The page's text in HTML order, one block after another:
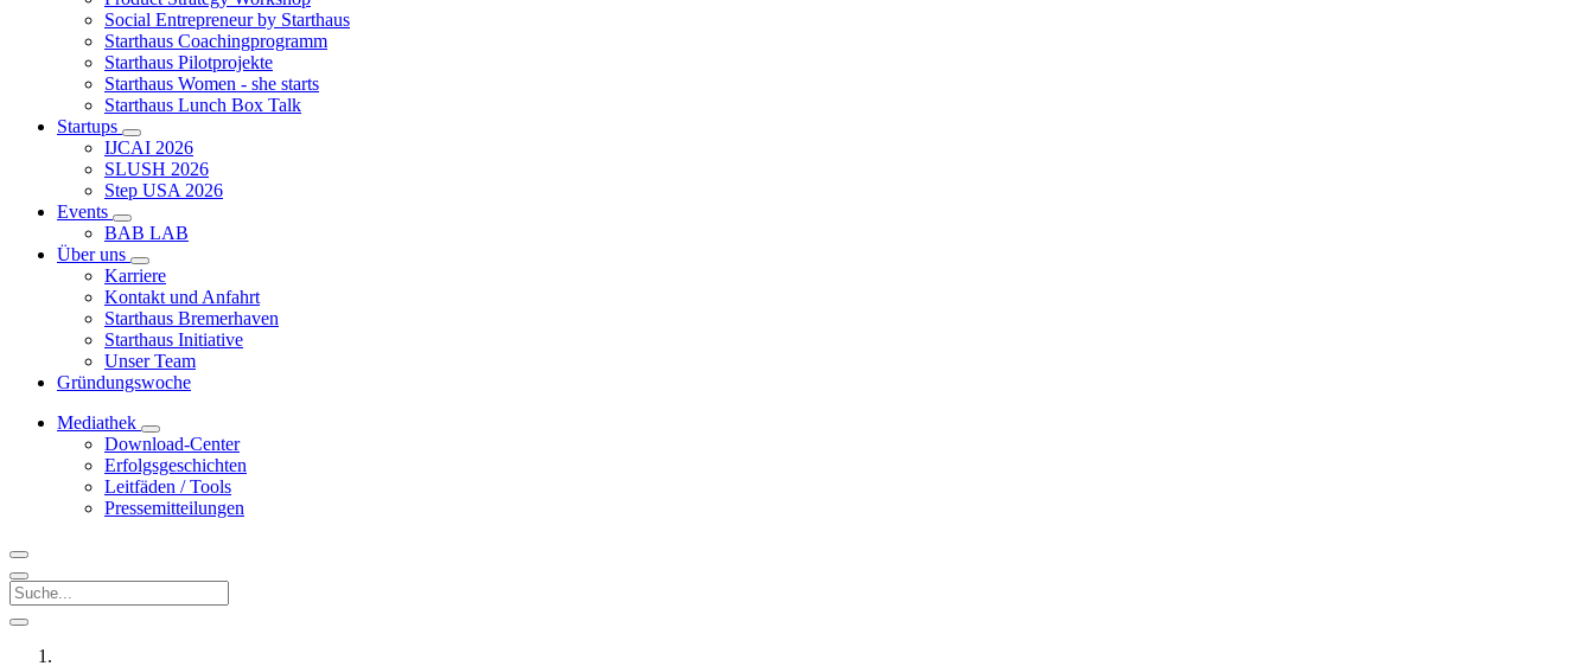
Social Entrepreneur by Starthaus
Starthaus Coachingprogramm
Starthaus Pilotprojekte
Starthaus Women - she starts
Starthaus Lunch Box Talk
Startups
IJCAI 2026
SLUSH 2026
Step USA 2026
Events
BAB LAB
Über uns
Karriere
Kontakt und Anfahrt
Starthaus Bremerhaven
Starthaus Initiative
Unser Team
Gründungswoche
Mediathek
Download-Center
Erfolgsgeschichten
Leitfäden / Tools
Pressemitteilungen